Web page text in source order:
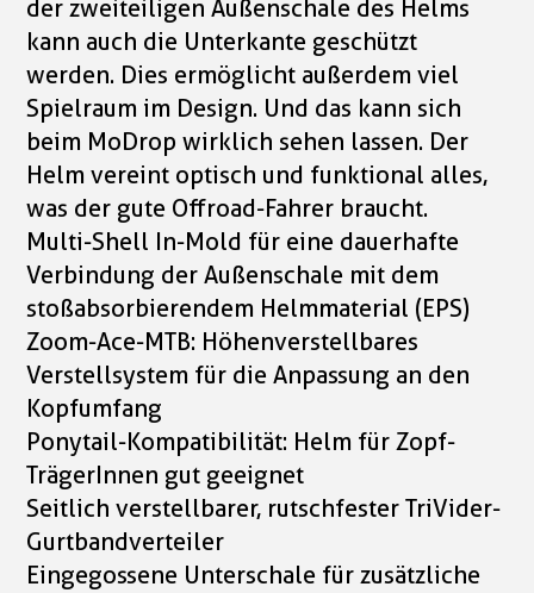
der zweiteiligen Außenschale des Helms
kann auch die Unterkante geschützt
werden. Dies ermöglicht außerdem viel
Spielraum im Design. Und das kann sich
beim MoDrop wirklich sehen lassen. Der
Helm vereint optisch und funktional alles,
was der gute Offroad-Fahrer braucht.
Multi-Shell In-Mold für eine dauerhafte
Verbindung der Außenschale mit dem
stoßabsorbierendem Helmmaterial (EPS)
Zoom-Ace-MTB: Höhenverstellbares
Verstellsystem für die Anpassung an den
Kopfumfang
Ponytail-Kompatibilität: Helm für Zopf-
TrägerInnen gut geeignet
Seitlich verstellbarer, rutschfester TriVider-
Gurtbandverteiler
Eingegossene Unterschale für zusätzliche